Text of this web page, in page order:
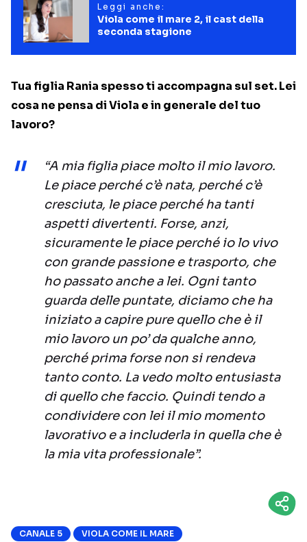
Leggi anche:
Viola come il mare 2, il cast della
seconda stagione
Tua figlia Rania spesso ti accompagna sul set. Lei
cosa ne pensa di Viola e in generale del tuo
lavoro?
“A mia figlia piace molto il mio lavoro.
Le piace perché c’è nata, perché c’è
cresciuta, le piace perché ha tanti
aspetti divertenti. Forse, anzi,
sicuramente le piace perché io lo vivo
con grande passione e trasporto, che
ho passato anche a lei. Ogni tanto
guarda delle puntate, diciamo che ha
iniziato a capire pure quello che è il
mio lavoro un po’ da qualche anno,
perché prima forse non si rendeva
tanto conto. La vedo molto entusiasta
di quello che faccio. Quindi tendo a
condividere con lei il mio momento
lavorativo e a includerla in quella che è
la mia vita professionale”.
CANALE 5 VIOLA COME IL MARE